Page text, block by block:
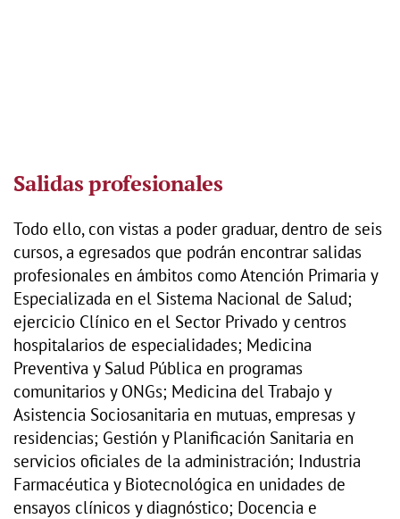
Salidas profesionales
Todo ello, con vistas a poder graduar, dentro de seis
cursos, a egresados que podrán encontrar salidas
profesionales en ámbitos como Atención Primaria y
Especializada en el Sistema Nacional de Salud;
ejercicio Clínico en el Sector Privado y centros
hospitalarios de especialidades; Medicina
Preventiva y Salud Pública en programas
comunitarios y ONGs; Medicina del Trabajo y
Asistencia Sociosanitaria en mutuas, empresas y
residencias; Gestión y Planificación Sanitaria en
servicios oficiales de la administración; Industria
Farmacéutica y Biotecnológica en unidades de
ensayos clínicos y diagnóstico; Docencia e